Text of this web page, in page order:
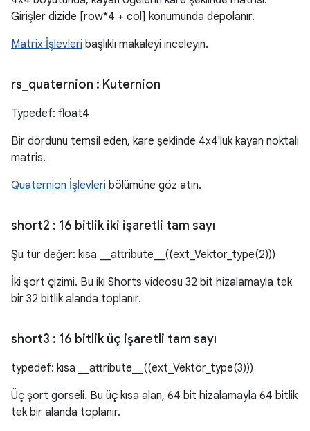
Girişler dizide [row*4 + col] konumunda depolanır.
Matrix İşlevleri başlıklı makaleyi inceleyin.
rs quaternion : Kuternion
Typedef: float4
Bir dördünü temsil eden, kare şeklinde 4x4'lük kayan noktalı
matris.
Quaternion İşlevleri bölümüne göz atın.
short2 : 16 bitlik iki işaretli tam sayı
Şu tür değer: kısa __attribute__((ext_Vektör_type(2)))
İki şort çizimi. Bu iki Shorts videosu 32 bit hizalamayla tek
bir 32 bitlik alanda toplanır.
short3 : 16 bitlik üç işaretli tam sayı
typedef: kısa __attribute__((ext_Vektör_type(3)))
Üç şort görseli. Bu üç kısa alan, 64 bit hizalamayla 64 bitlik
tek bir alanda toplanır.